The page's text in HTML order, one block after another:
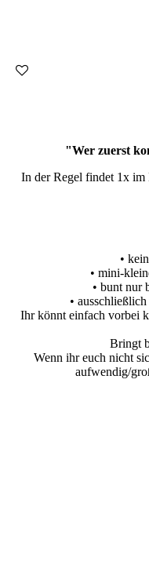
"Wer zuerst
In der Regel findet 1x im
•
• mini-
• bunt nur
•
Ihr könnt einfach vorbei
Bringt
Wenn ihr euch nicht
aufwendig/